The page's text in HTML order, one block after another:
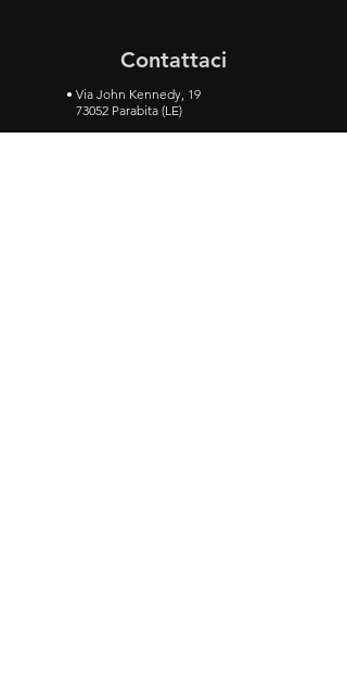
Contattaci
• Via John Kennedy, 19
73052 Parabita (LE)